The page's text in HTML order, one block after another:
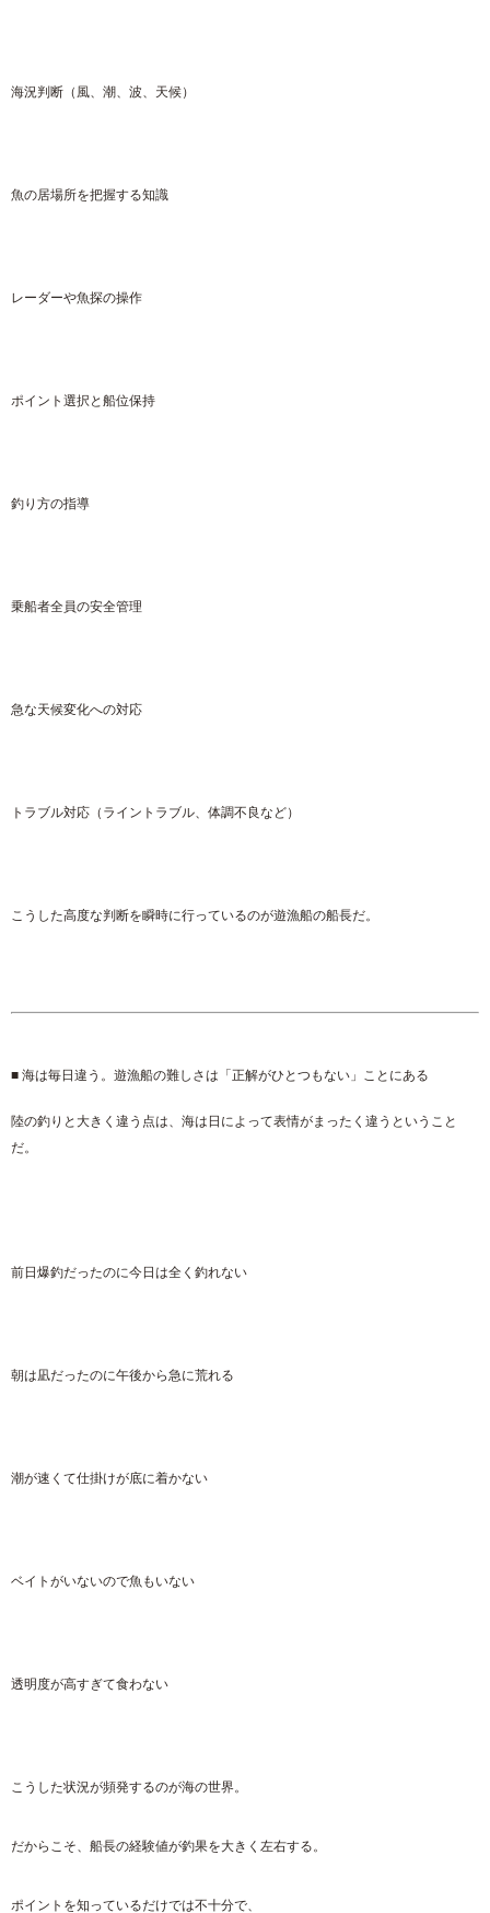
海況判断（風、潮、波、天候）
魚の居場所を把握する知識
レーダーや魚探の操作
ポイント選択と船位保持
釣り方の指導
乗船者全員の安全管理
急な天候変化への対応
トラブル対応（ライントラブル、体調不良など）
こうした高度な判断を瞬時に行っているのが遊漁船の船長だ。
■ 海は毎日違う。遊漁船の難しさは「正解がひとつもない」ことにある
陸の釣りと大きく違う点は、海は日によって表情がまったく違うということ
だ。
前日爆釣だったのに今日は全く釣れない
朝は凪だったのに午後から急に荒れる
潮が速くて仕掛けが底に着かない
ベイトがいないので魚もいない
透明度が高すぎて食わない
こうした状況が頻発するのが海の世界。
だからこそ、船長の経験値が釣果を大きく左右する。
ポイントを知っているだけでは不十分で、